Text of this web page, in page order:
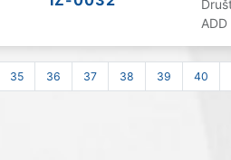
35 36 37 38 39 40